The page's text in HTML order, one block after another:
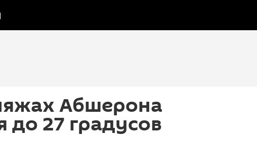
Абшерона
до 27 градусов